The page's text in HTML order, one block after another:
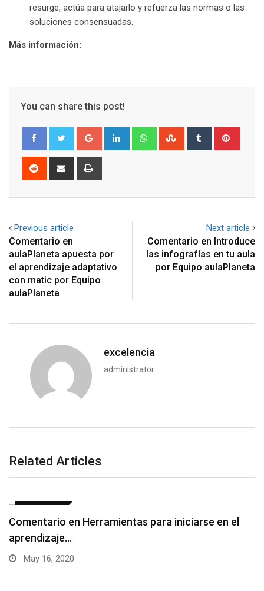
resurge, actúa para atajarlo y refuerza las normas o las
soluciones consensuadas.
Más información:
You can share this post!
Google+ LinkedIn WhatsappStumbleUpon
Tumblr
Reddit
Share
Previous article
Comentario en
aulaPlaneta apuesta por
el aprendizaje adaptativo
con matic por Equipo
aulaPlaneta
Next article
Comentario en Introduce
las infografías en tu aula
por Equipo aulaPlaneta
excelencia
administrator
Related Articles
Comentario en Herramientas para iniciarse en el
aprendizaje…
May 16, 2020